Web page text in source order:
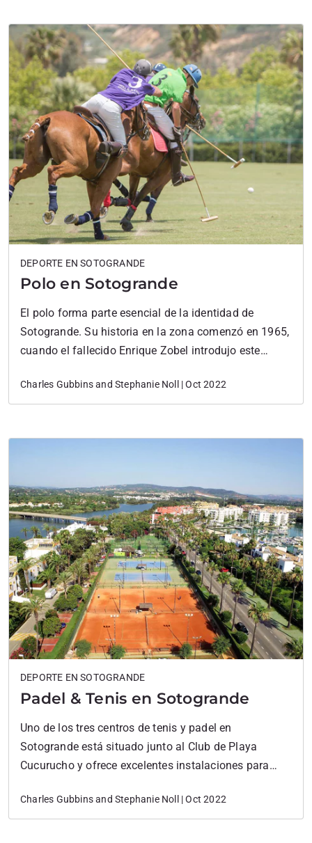
Polo en Sotogrande
DEPORTE EN SOTOGRANDE
El polo forma parte esencial de la identidad de
Sotogrande. Su historia en la zona comenzó en 1965,
cuando el fallecido Enrique Zobel introdujo este
playa, cerca del antiguo Club de Playa Cucurucho,
donde se construyó la primera cancha. Aquellos
Charles Gubbins and Stephanie Noll | Oct 2022
Padel & Tenis en Sotogrande
DEPORTE EN SOTOGRANDE
Uno de los tres centros de tenis y padel en
Sotogrande está situado junto al Club de Playa
Cucurucho y ofrece excelentes instalaciones para
pistas iluminadas para poder jugar todo el año y
tarde en el verano. Las clases se ofrecen a todos los
Charles Gubbins and Stephanie Noll | Oct 2022